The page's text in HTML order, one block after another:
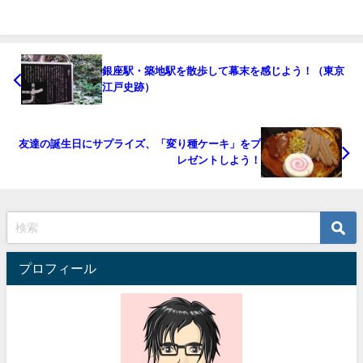
銀座駅・築地駅を散歩して幕末を感じよう！（東京
江戸史跡）
友達の誕生日にサプライズ、「変り種ケーキ」をプ
レゼントしよう！
プロフィール